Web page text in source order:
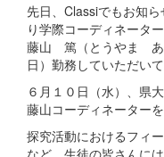
先日、Classiでもお知
り学際コーディネータ
藤山 篤（とうやま あ
日）勤務していただいて
６月１０日（水）、県
藤山コーディネーター
探究活動におけるフィ
など、生徒の皆さんに